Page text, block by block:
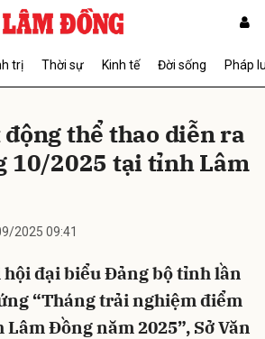
trị Thời sự Kinh tế Đời sống Pháp
thể thao diễn ra
10/2025 tại tỉnh Lâm
2025 09:41
hội đại biểu Đảng bộ tỉnh lần
“Tháng trải nghiệm điểm
Đồng năm 2025”, Sở Văn
Hủy Gửi